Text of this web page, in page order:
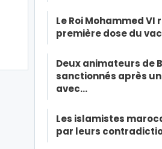
Le Roi Mohammed VI
première dose du
Deux animateurs de
sanctionnés après
avec…
Les islamistes
par leurs